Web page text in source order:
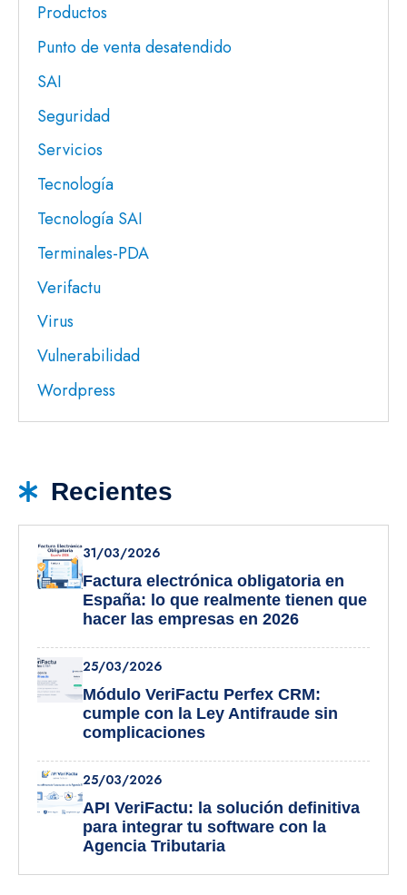
Productos
Punto de venta desatendido
SAI
Seguridad
Servicios
Tecnología
Tecnología SAI
Terminales-PDA
Verifactu
Virus
Vulnerabilidad
Wordpress
Recientes
31/03/2026
Factura electrónica obligatoria en
España: lo que realmente tienen que
hacer las empresas en 2026
25/03/2026
Módulo VeriFactu Perfex CRM:
cumple con la Ley Antifraude sin
complicaciones
25/03/2026
API VeriFactu: la solución definitiva
para integrar tu software con la
Agencia Tributaria